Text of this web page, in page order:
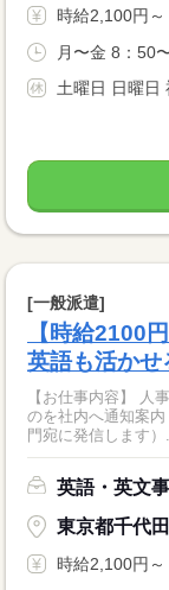
時給2,100円～
月〜金 8：50
土曜日 日曜日
[一般派遣]
【時給2100
英語も活かせ
【お仕事内容】 人
のを社内へ通知案
門宛に発信します）
英語・英文
東京都千代
時給2,100円～